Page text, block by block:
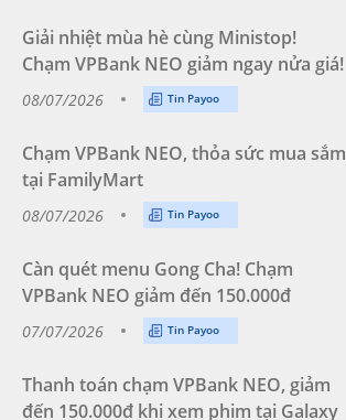
Giải nhiệt mùa hè cùng Ministop!
Chạm VPBank NEO giảm ngay nửa giá!
08/07/2026 Tin Payoo
Chạm VPBank NEO, thỏa sức mua sắm
tại FamilyMart
08/07/2026 Tin Payoo
Càn quét menu Gong Cha! Chạm
VPBank NEO giảm đến 150.000đ
07/07/2026 Tin Payoo
Thanh toán chạm VPBank NEO, giảm
đến 150.000đ khi xem phim tại Galaxy